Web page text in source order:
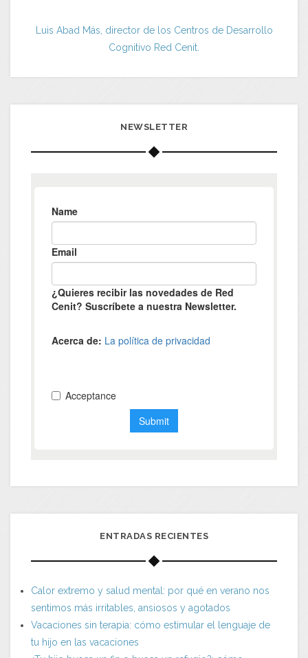
Luis Abad Más, director de los Centros de Desarrollo
Cognitivo Red Cenit.
NEWSLETTER
ENTRADAS RECIENTES
Calor extremo y salud mental: por qué en verano nos
sentimos más irritables, ansiosos y agotados
Vacaciones sin terapia: cómo estimular el lenguaje de
tu hijo en las vacaciones